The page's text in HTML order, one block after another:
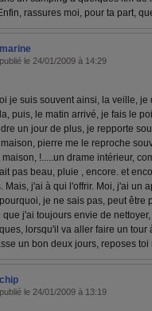
rassures moi, pour ta part,
marine
publié le 24/01/2009 à 14:29
je suis souvent ainsi, la veille,
puis, le matin arrivé, je fais le
un jour de plus, je repporte
pierre me le reproche
maison, !.....un drame intérieur,
pas beau, pluie , encore. et
Mais, j'ai à qui l'offrir. Moi, j'ai un
je ne sais pas, peut être
que j'ai toujours envie de
lorsqu'il va aller faire un tour
un bon deux jours, reposes toi
chip
publié le 24/01/2009 à 13:19